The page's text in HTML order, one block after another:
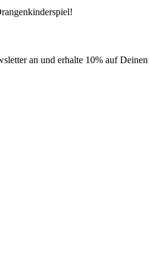
an und erhalte 10% auf Deinen